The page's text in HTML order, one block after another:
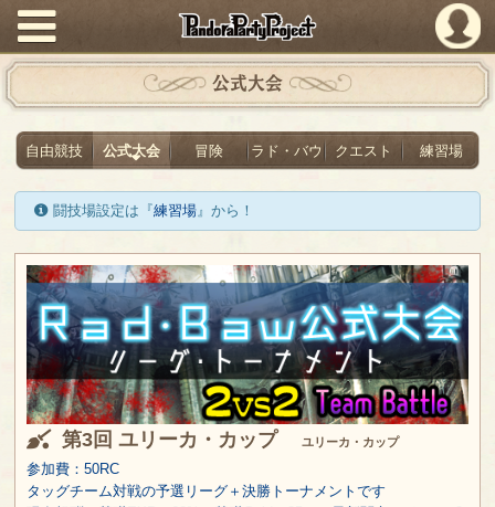
PandoraPartyProject
公式大会
自由競技 公式大会 冒険 ラド・バウ クエスト 練習場
闘技場設定は『練習場』から！
第3回 ユリーカ・カップ ユリーカ・カップ
参加費：50RC
タッグチーム対戦の予選リーグ＋決勝トーナメントです